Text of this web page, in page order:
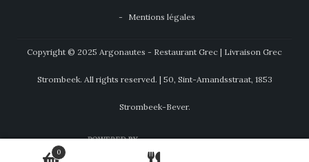
Mentions légales
Copyright © 2025 Argonautes - Restaurant Grec | Livraison Grec
Strombeek. All rights reserved. | 50, Sint-Amandsstraat, 1853
Strombeek-Bever.
0